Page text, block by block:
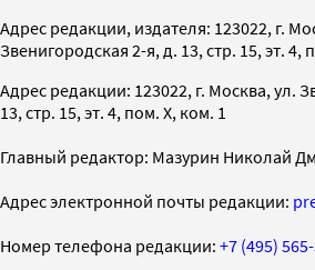
Адрес редакции, издателя: 123022, г.
Звенигородская 2-я, д. 13, стр. 15, эт. 4,
Адрес редакции: 123022, г. Москва, ул.
13, стр. 15, эт. 4, пом. X, ком. 1
Главный редактор: Мазурин Николай
Адрес электронной почты редакции:
Номер телефона редакции: +7 (495)